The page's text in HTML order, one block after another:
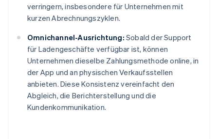
verringern, insbesondere für Unternehmen mit
kurzen Abrechnungszyklen.
Omnichannel-Ausrichtung: Sobald der Support
für Ladengeschäfte verfügbar ist, können
Unternehmen dieselbe Zahlungsmethode online, in
der App und an physischen Verkaufsstellen
anbieten. Diese Konsistenz vereinfacht den
Abgleich, die Berichterstellung und die
Kundenkommunikation.